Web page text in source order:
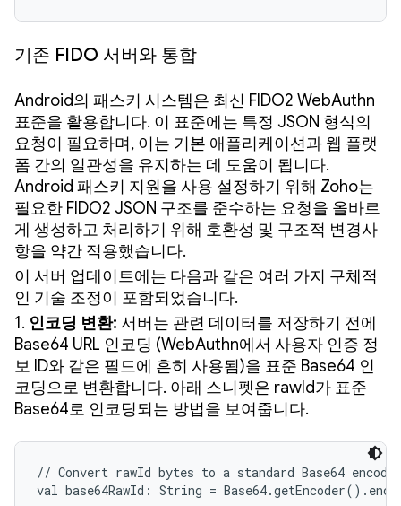
기존 FIDO 서버와 통합
Android의 패스키 시스템은 최신 FIDO2 WebAuthn
표준을 활용합니다. 이 표준에는 특정 JSON 형식의
요청이 필요하며, 이는 기본 애플리케이션과 웹 플랫
폼 간의 일관성을 유지하는 데 도움이 됩니다.
Android 패스키 지원을 사용 설정하기 위해 Zoho는
필요한 FIDO2 JSON 구조를 준수하는 요청을 올바르
게 생성하고 처리하기 위해 호환성 및 구조적 변경사
항을 약간 적용했습니다.
이 서버 업데이트에는 다음과 같은 여러 가지 구체적
인 기술 조정이 포함되었습니다.
1. 인코딩 변환: 서버는 관련 데이터를 저장하기 전에
Base64 URL 인코딩 (WebAuthn에서 사용자 인증 정
보 ID와 같은 필드에 흔히 사용됨)을 표준 Base64 인
코딩으로 변환합니다. 아래 스니펫은 rawId가 표준
Base64로 인코딩되는 방법을 보여줍니다.
// Convert rawId bytes to a standard Base64
val base64RawId: String =